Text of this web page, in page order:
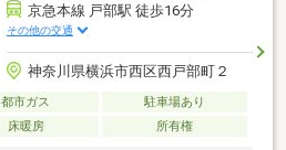
京急本線 戸部駅 徒歩16分
その他の交通
神奈川県横浜市西区西戸部町２
都市ガス
駐車場あり
床暖房 所有権